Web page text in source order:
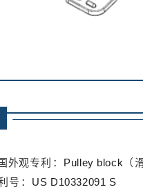
外观专利： Pulley block
（
号： US D10332091 S